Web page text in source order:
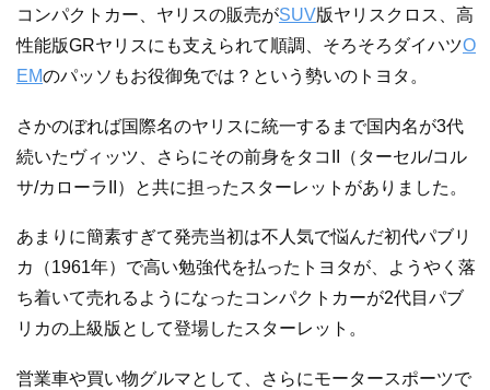
コンパクトカー、ヤリスの販売がSUV版ヤリスクロス、高
性能版GRヤリスにも支えられて順調、そろそろダイハツO
EMのパッソもお役御免では？という勢いのトヨタ。
さかのぼれば国際名のヤリスに統一するまで国内名が3代
続いたヴィッツ、さらにその前身をタコII（ターセル/コル
サ/カローラII）と共に担ったスターレットがありました。
あまりに簡素すぎて発売当初は不人気で悩んだ初代パブリ
カ（1961年）で高い勉強代を払ったトヨタが、ようやく落
ち着いて売れるようになったコンパクトカーが2代目パブ
リカの上級版として登場したスターレット。
営業車や買い物グルマとして、さらにモータースポーツで